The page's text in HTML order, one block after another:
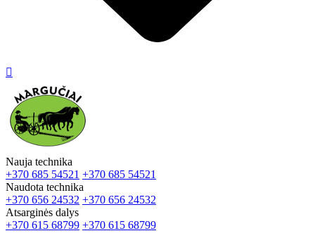

Nauja technika
+370 685 54521 +370 685 54521
Naudota technika
+370 656 24532 +370 656 24532
Atsarginės dalys
+370 615 68799 +370 615 68799